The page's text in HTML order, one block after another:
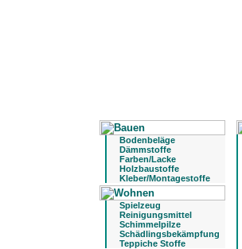
Bodenbeläge
Dämmstoffe
Farben/Lacke
Holzbaustoffe
Kleber/Montagestoffe
Spielzeug
Reinigungsmittel
Schimmelpilze
Schädlingsbekämpfung
Teppiche Stoffe